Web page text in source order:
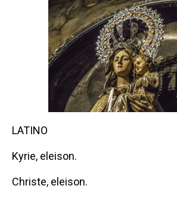
LATINO
Kyrie, eleison.
Christe, eleison.